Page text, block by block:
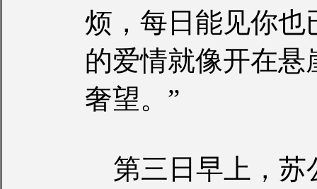
烦，每日能见你也
的爱情就像开在
奢望。”
第三日早上，苏